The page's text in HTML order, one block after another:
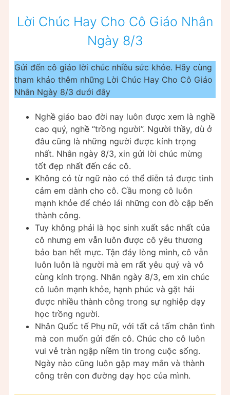
Lời Chúc Hay Cho Cô Giáo Nhân
Ngày 8/3
Gửi đến cô giáo lời chúc nhiều sức khỏe. Hãy cùng
tham khảo thêm những Lời Chúc Hay Cho Cô Giáo
Nhân Ngày 8/3 dưới đây
Nghề giáo bao đời nay luôn được xem là nghề
cao quý, nghề “trồng người”. Người thầy, dù ở
đâu cũng là những người được kính trọng
nhất. Nhân ngày 8/3, xin gửi lời chúc mừng
tốt đẹp nhất đến các cô.
Không có từ ngữ nào có thể diễn tả được tình
cảm em dành cho cô. Cầu mong cô luôn
mạnh khỏe để chéo lái những con đò cập bến
thành công.
Tuy không phải là học sinh xuất sắc nhất của
cô nhưng em vẫn luôn được cô yêu thương
bảo ban hết mực. Tận đáy lòng mình, cô vẫn
luôn luôn là người mà em rất yêu quý và vô
cùng kính trọng. Nhân ngày 8/3, em xin chúc
cô luôn mạnh khỏe, hạnh phúc và gặt hái
được nhiều thành công trong sự nghiệp dạy
học trồng người.
Nhân Quốc tế Phụ nữ, với tất cả tấm chân tình
mà con muốn gửi đến cô. Chúc cho cô luôn
vui vẻ tràn ngập niềm tin trong cuộc sống.
Ngày nào cũng luôn gặp may mắn và thành
công trên con đường dạy học của mình.